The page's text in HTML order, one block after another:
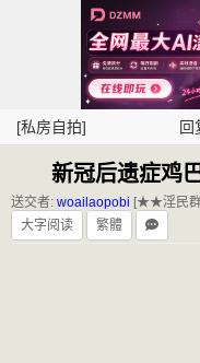
[私房自拍] 回
新冠后遗症鸡
送交者: woailaopobi [★★淫民
大字阅读
繁體